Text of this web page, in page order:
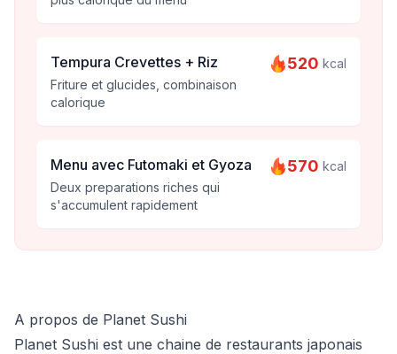
Tempura Crevettes + Riz
Friture et glucides, combinaison
calorique
520 kcal
Menu avec Futomaki et Gyoza
Deux preparations riches qui
s'accumulent rapidement
570 kcal
A propos de Planet Sushi
Planet Sushi est une chaine de restaurants japonais